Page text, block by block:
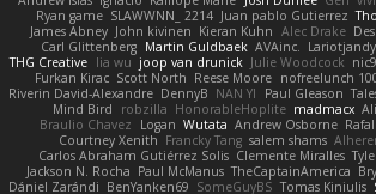
Ryan game SLAWWNN_ 2214 Juan pablo Gutierrez
James Abney John kivinen Kieran Kuhn Alec Drake
Carl Glittenberg Martin Guldbaek AVAinc. Lariotjandy
THG Creative lia wu joop van drunick Julie Woodcock
Furkan Kirac Scott North Reese Moore nofreelunch
Riverin David-Alexandre DennyB NAN YI Paul Gleason
Mind Bird
robzilla HonorableHoplite madmacx
Braulio Chavez
Logan Wutata Andrew Osborne Rafal
Courtney Xenith Francky Tang salem shams
Carlos Abraham Gutiérrez Solis Clemente Miralles
Jackson N. Rocha Paul McManus TheCaptainAmerica
Dániel Zarándi BenYanken69 SomeGuyBS Tomas Kiniulis